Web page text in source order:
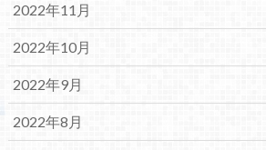
2022年11月
2022年10月
2022年9月
2022年8月